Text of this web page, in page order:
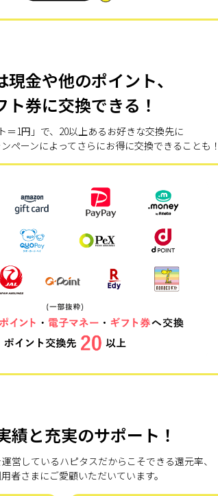
金や他のポイント、
券に交換できる！
＝1円」で、20以上あるお好きな交換先に
ペーンによってさらにお得に交換できることも
績と充実のサポート！
営しているハピタスだからこそできる還元率、
者さまにご愛顧いただいています。